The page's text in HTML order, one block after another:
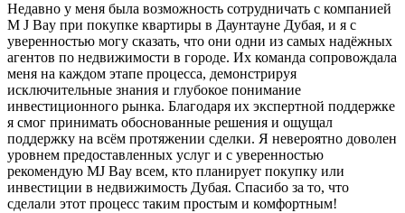
Недавно у меня была возможность сотрудничать с компанией
M J Bay при покупке квартиры в Даунтауне Дубая, и я с
уверенностью могу сказать, что они одни из самых надёжных
агентов по недвижимости в городе. Их команда сопровождала
меня на каждом этапе процесса, демонстрируя
исключительные знания и глубокое понимание
инвестиционного рынка. Благодаря их экспертной поддержке
я смог принимать обоснованные решения и ощущал
поддержку на всём протяжении сделки. Я невероятно доволен
уровнем предоставленных услуг и с уверенностью
рекомендую MJ Bay всем, кто планирует покупку или
инвестиции в недвижимость Дубая. Спасибо за то, что
сделали этот процесс таким простым и комфортным!